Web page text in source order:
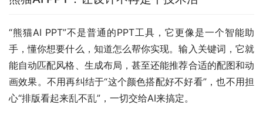
“熊猫AI PPT”不是普通的PPT工具，它更像是一个智能助
手，懂你想要什么，知道怎么帮你实现。输入关键词，它就
能自动匹配风格、生成布局，甚至还能推荐合适的配图和动
画效果。不用再纠结于“这个颜色搭配好不好看”，也不用担
心“排版看起来乱不乱”，一切交给AI来搞定。